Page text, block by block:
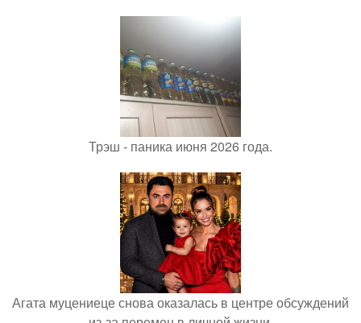
Трэш - паника июня 2026 года.
Агата муцениеце снова оказалась в центре обсуждений